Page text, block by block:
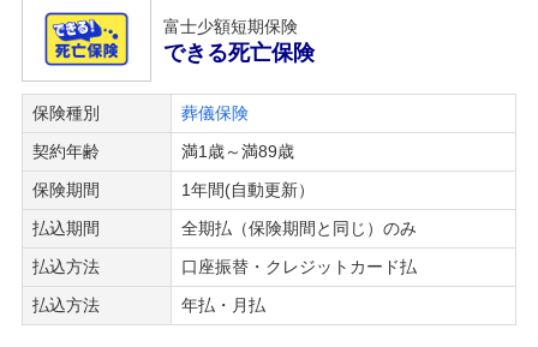
【特長3】インフルエンザで入院したら入院保険
金を受け取れます！
日帰り入院から、プランに応じて入院日額1,000円・2,000
円・3,000円を受け取れます。
毎年流行するインフルエンザに！
【特長4】コロナ、インフルエンザ以外のすべて
の病気やケガによる入院・手術にも備えられま
す！
プランに応じて入院保険金（1,000円・2,000円・3,000
富士少額短期保険
できる死亡保険
保険種別
葬儀保険
契約年齢
満1歳～満89歳
保険期間
1年間(自動更新）
払込期間
全期払（保険期間と同じ）のみ
払込方法
口座振替・クレジットカード払
払込方法
年払・月払